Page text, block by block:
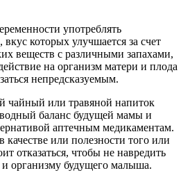
употреблять
которых улучшается за счет
веществ с различными запахами,
на организм матери и плода
непредсказуемым.
чайный или травяной напиток
баланс будущей мамы и
аптечным медикаментам.
качестве или полезности того или
отказаться, чтобы не навредить
организму будущего малыша.